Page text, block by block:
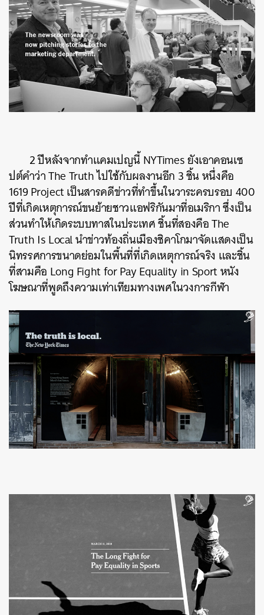
2ปีหลังจากทำแคมเปญนี้NYTimesยังเอาคอนเซ
ปต์คำว่าThe Truthไปใช้กับผลงานอีก 3ชิ้นหนึ่งคือ
1619 Projectเป็นสารคดีข่าวที่ทำขึ้นในวาระครบรอบ 400
ปีที่เกิดเหตุการณ์ขนย้ายชาวแอฟริกันมาที่อเมริกาซึ่งเป็น
ส่วนทำให้เกิดระบบทาสในประเทศชิ้นที่สองคือThe
Truth Is Localนำข่าวท้องถิ่นเมืองชิคาโกมาจัดแสดงเป็น
นิทรรศการขนาดย่อมในพื้นที่ที่เกิดเหตุการณ์จริง และชิ้น
ที่สามคือ Long Fight for Pay Equality in Sportหนัง
โฆษณาที่พูดถึงความเท่าเทียมทางเพศในวงการกีฬา